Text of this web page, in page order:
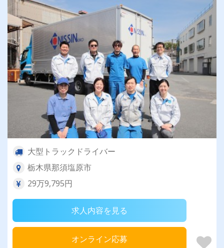
大型トラックドライバー
栃木県那須塩原市
29万9,795円
求人内容を見る
オンライン応募